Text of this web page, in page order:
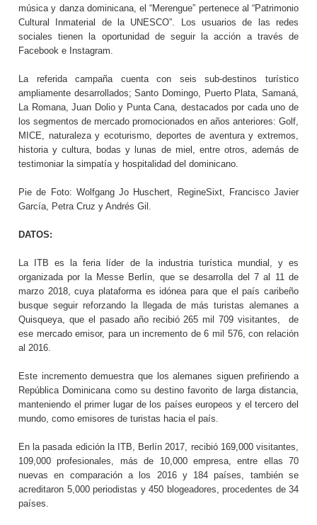
música y danza dominicana, el “Merengue” pertenece al “Patrimonio
Cultural Inmaterial de la UNESCO”. Los usuarios de las redes
sociales tienen la oportunidad de seguir la acción a través de
Facebook e Instagram.
La referida campaña cuenta con seis sub-destinos turístico
ampliamente desarrollados; Santo Domingo, Puerto Plata, Samaná,
La Romana, Juan Dolio y Punta Cana, destacados por cada uno de
los segmentos de mercado promocionados en años anteriores: Golf,
MICE, naturaleza y ecoturismo, deportes de aventura y extremos,
historia y cultura, bodas y lunas de miel, entre otros, además de
testimoniar la simpatía y hospitalidad del dominicano.
Pie de Foto: Wolfgang Jo Huschert, RegineSixt, Francisco Javier
García, Petra Cruz y Andrés Gil.
DATOS:
La ITB es la feria líder de la industria turística mundial, y es
organizada por la Messe Berlín, que se desarrolla del 7 al 11 de
marzo 2018, cuya plataforma es idónea para que el país caribeño
busque seguir reforzando la llegada de más turistas alemanes a
Quisqueya, que el pasado año recibió 265 mil 709 visitantes,
de
ese mercado emisor, para un incremento de 6 mil 576, con relación
al 2016.
Este incremento demuestra que los alemanes siguen prefiriendo a
República Dominicana como su destino favorito de larga distancia,
manteniendo el primer lugar de los países europeos y el tercero del
mundo, como emisores de turistas hacia el país.
En la pasada edición la ITB, Berlín 2017, recibió 169,000 visitantes,
109,000 profesionales, más de 10,000 empresa, entre ellas 70
nuevas en comparación a los 2016 y 184 países, también se
acreditaron 5,000 periodistas y 450 blogeadores, procedentes de 34
países.